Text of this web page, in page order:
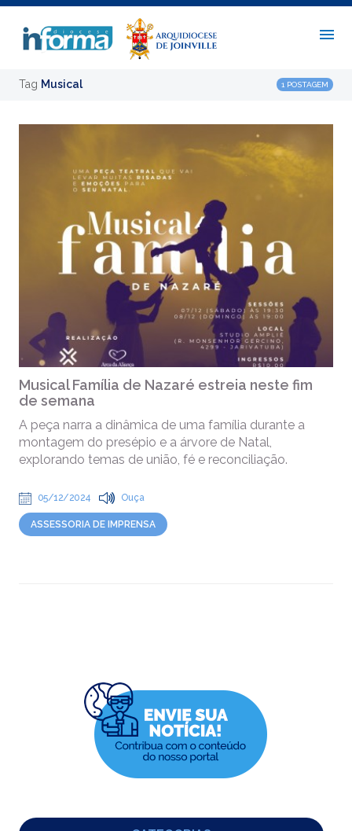
Tag Musical 1 POSTAGEM
Musical Família de Nazaré estreia neste fim
de semana
A peça narra a dinâmica de uma família durante a
montagem do presépio e a árvore de Natal,
explorando temas de união, fé e reconciliação.
05/12/2024 Ouça
ASSESSORIA DE IMPRENSA